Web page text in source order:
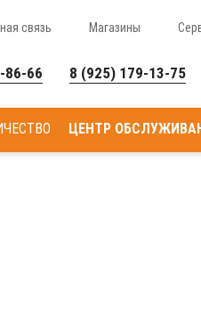
связь Магазины
86-66 8 (925) 179-13-75
ЦЕНТР